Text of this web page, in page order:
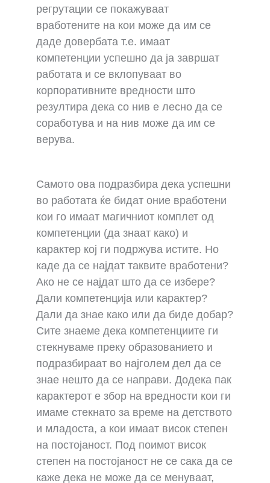
регрутации се покажуваат
вработените на кои може да им се
даде довербата т.е. имаат
компетенции успешно да ја завршат
работата и се вклопуваат во
корпоративните вредности што
резултира дека со нив е лесно да се
соработува и на нив може да им се
верува.
Самото ова подразбира дека успешни
во работата ќе бидат оние вработени
кои го имаат магичниот комплет од
компетенции (да знаат како) и
карактер кој ги подржува истите. Но
каде да се најдат таквите вработени?
Ако не се најдат што да се избере?
Дали компетенција или карактер?
Дали да знае како или да биде добар?
Сите знаеме дека компетенциите ги
стекнуваме преку образованието и
подразбираат во најголем дел да се
знае нешто да се направи. Додека пак
карактерот е збор на вредности кои ги
имаме стекнато за време на детството
и младоста, а кои имаат висок степен
на постојаност. Под поимот висок
степен на постојаност не се сака да се
каже дека не може да се менуваат,